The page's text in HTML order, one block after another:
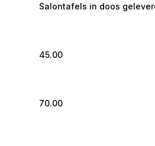
Salontafels in doos
45.00
70.00